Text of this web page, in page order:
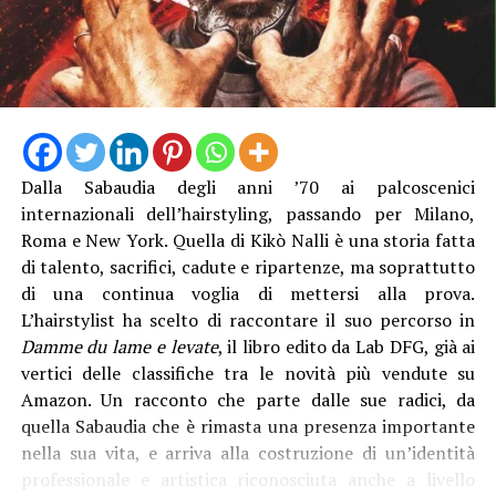
spazi pubblici più sicuri e vivibili. Continueremo in
questa direzione perché dalla sicurezza dipende la
qualità della vita delle nostre comunità e la serenità dei
cittadini», sottolinea l’assessoreLuisa Regimenti.
“La struttura messa in funzione questa mattina è lunga
13 metri e alta 3 metri, con travi in acciaio e specifici
trattamenti protettivi per garantire la durabilità anche
in ambienti marini”, è stato spiegato. Con il direttore
generale Natalino Corbo e il presidente del Consorzio di
Bonifica Lino Conti, erano presenti l’assessore regionale
all’Agricoltura Giancarlo Righini, il direttore generale di
Anbi Lazio Andrea Renna, il presidente della
commissione regionale attività produttive, Vittorio
Sambucci e il sindaco di Terracina Francesco Giannetti.
Dalla Sabaudia degli anni ’70 ai palcoscenici
internazionali dell’hairstyling, passando per Milano,
Roma e New York. Quella di Kikò Nalli è una storia fatta
di talento, sacrifici, cadute e ripartenze, ma soprattutto
di una continua voglia di mettersi alla prova.
L’hairstylist ha scelto di raccontare il suo percorso in
Damme du lame e levate, il libro edito da Lab DFG, già ai
vertici delle classifiche tra le novità più vendute su
Amazon. Un racconto che parte dalle sue radici, da
quella Sabaudia che è rimasta una presenza importante
nella sua vita, e arriva alla costruzione di un’identità
professionale e artistica riconosciuta anche a livello